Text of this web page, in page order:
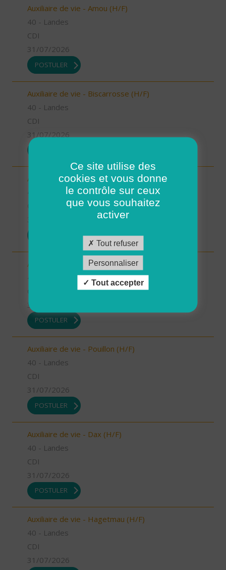
Auxiliaire de vie - Amou (H/F)
40 - Landes
CDI
31/07/2026
POSTULER
Auxiliaire de vie - Biscarrosse (H/F)
40 - Landes
CDI
31/07/2026
Auxiliaire de vie - Oeyreluy (H/F)
40 - Landes
Auxiliaire de vie - Mugron (H/F)
31/07/2026
POSTULER
Auxiliaire de vie - Pouillon (H/F)
40 - Landes
CDI
31/07/2026
POSTULER
Auxiliaire de vie - Dax (H/F)
40 - Landes
CDI
31/07/2026
POSTULER
Auxiliaire de vie - Hagetmau (H/F)
40 - Landes
CDI
31/07/2026
Ce site utilise des
cookies et vous donne
le contrôle sur ceux
que vous souhaitez
activer
Tout refuser
Personnaliser
Tout accepter